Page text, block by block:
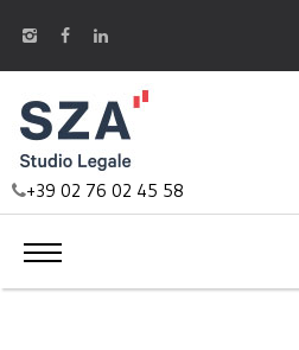
+39 02 76 02 45 58